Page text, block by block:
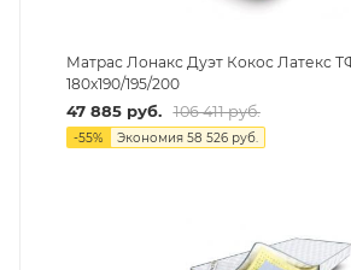
Матрас Лонакс Дуэт Кокос Латекс
180х190/195/200
47 885руб. 106 411руб.
-55% Экономия 58 526руб.